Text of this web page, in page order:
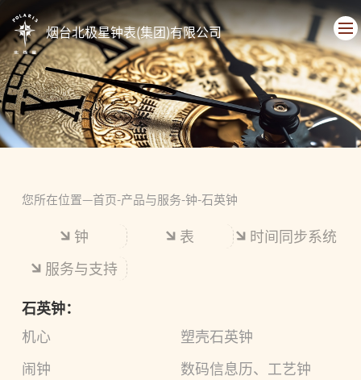
烟台北极星钟表(集团)有限公司
您所在位置—首页-产品与服务-钟-石英钟
钟 表 时间同步系统
服务与支持
石英钟：
机心
塑壳石英钟
闹钟 数码信息历、工艺钟